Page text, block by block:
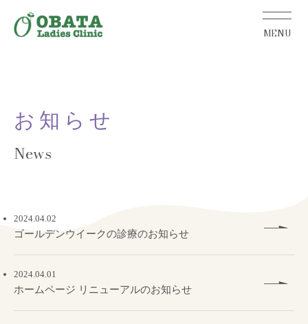
お知らせ
2024.04.02
ゴールデンウイークの診療のお知らせ
2024.04.01
ホームページ リニューアルのお知らせ